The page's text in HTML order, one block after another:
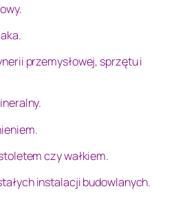
przemysłowej, sprzętu i
czy wałkiem.
instalacji budowlanych.